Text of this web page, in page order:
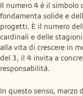
Il numero 4 è il simbolo
fondamenta solide e
progetti. È il numero
cardinali e delle
alla vita di crescere in
del 3, il 4 invita a
responsabilità.
In questo senso, marzo